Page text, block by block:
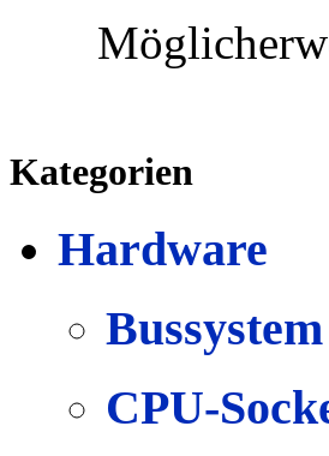
Kategorien
Hardware
Bussystem
CPU-